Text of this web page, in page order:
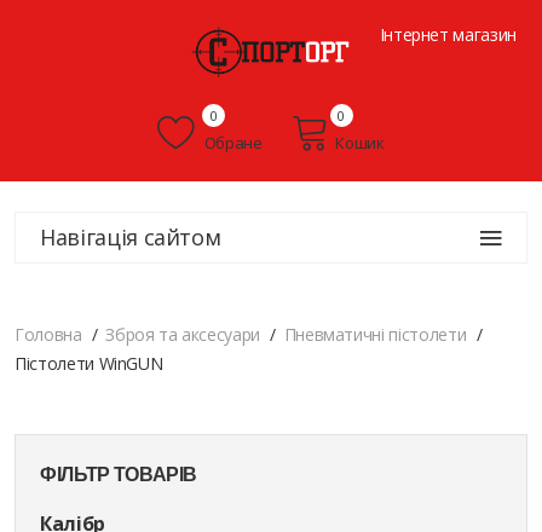
Інтернет магазин
Обране
0
Кошик
0
Навігація сайтом
Головна Зброя та аксесуари
Пневматичні пістолети
Пістолети WinGUN
ФІЛЬТР ТОВАРІВ
Калібр